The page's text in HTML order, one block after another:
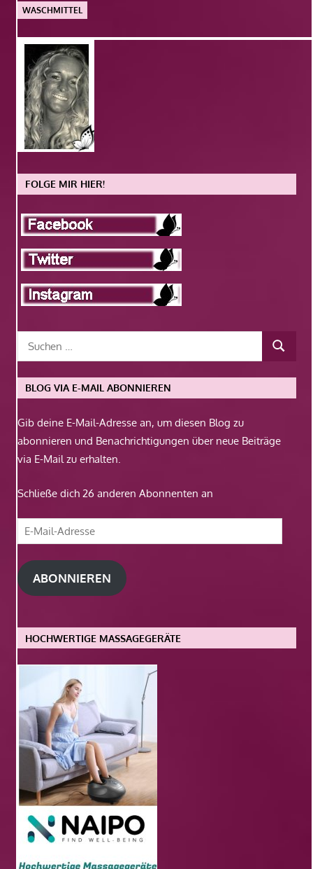
WASCHMITTEL
FOLGE MIR HIER!
BLOG VIA E-MAIL ABONNIEREN
Gib deine E-Mail-Adresse an, um diesen Blog zu
abonnieren und Benachrichtigungen über neue Beiträge
via E-Mail zu erhalten.
Schließe dich 26 anderen Abonnenten an
E-
Mail-
Adresse
ABONNIEREN
HOCHWERTIGE MASSAGEGERÄTE